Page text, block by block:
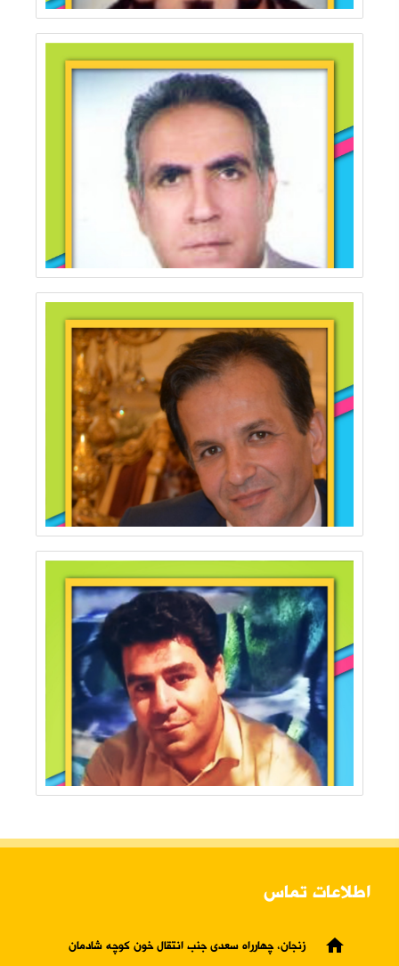
اطلاعات تماس
home
زنجان، چهارراه سعدی جنب انتقال خون کوچه شادمان